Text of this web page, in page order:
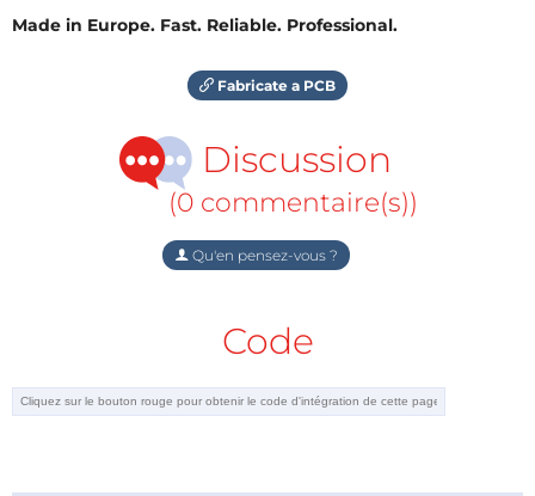
Made in Europe. Fast. Reliable. Professional.
Fabricate a PCB
Discussion
(0 commentaire(s))
Qu'en pensez-vous ?
Code